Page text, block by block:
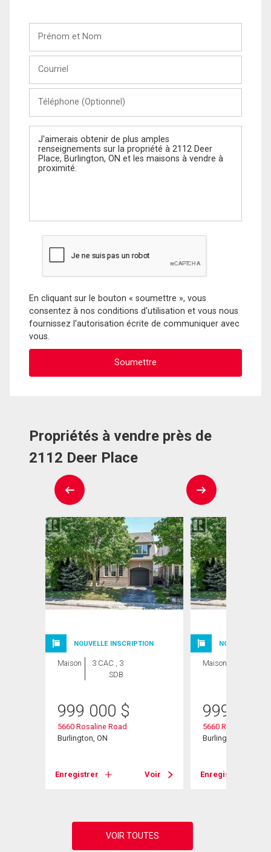
Nom
(Optionnel)
Message
En cliquant sur le bouton « soumettre », vous
consentez à nos conditions d'utilisation et vous nous
fournissez l'autorisation écrite de communiquer avec
vous.
Propriétés à vendre près de
2112 Deer Place
NOUVELLE INSCRIPTION
Maison
3 CAC , 3
SDB
999 000 $
5660 Rosaline Road
Burlington, ON
Enregistrer Voir
NOUVELLE
Maison
999 000
5660 Rosaline
Burlington, ON
Enregistrer